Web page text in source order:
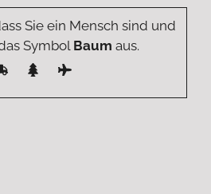
Sie ein Mensch sind und
Symbol Baum aus.